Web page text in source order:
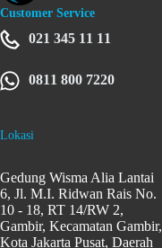
Customer Service
021 345 11 11
0811 800 7220
Lokasi
Gedung Wisma Alia Lantai
6, Jl. M.I. Ridwan Rais No.
10 - 18, RT 14/RW 2,
Gambir, Kecamatan Gambir,
Kota Jakarta Pusat, Daerah